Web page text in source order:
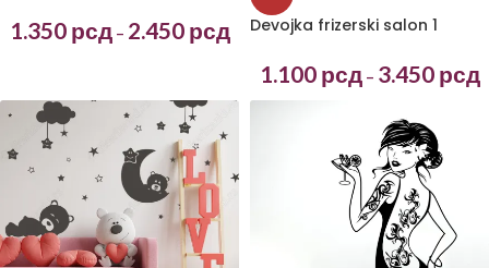
1.350 рсд – 2.450 рсд Devojka frizerski salon 1
1.100 рсд – 3.450 рсд